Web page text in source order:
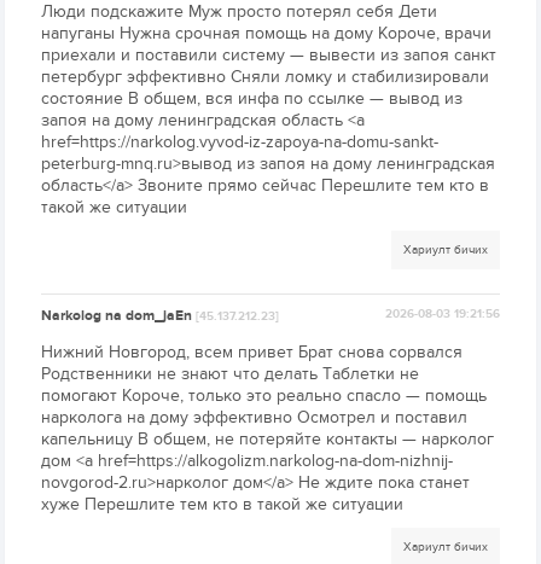
Люди подскажите Муж просто потерял себя Дети
напуганы Нужна срочная помощь на дому Короче, врачи
приехали и поставили систему — вывести из запоя санкт
петербург эффективно Сняли ломку и стабилизировали
состояние В общем, вся инфа по ссылке — вывод из
запоя на дому ленинградская область <a
href=https://narkolog.vyvod-iz-zapoya-na-domu-sankt-
peterburg-mnq.ru>вывод из запоя на дому ленинградская
область</a> Звоните прямо сейчас Перешлите тем кто в
такой же ситуации
Хариулт бичих
Narkolog na dom_jaEn[45.137.212.23] 2026-08-03 19:21:56
Нижний Новгород, всем привет Брат снова сорвался
Родственники не знают что делать Таблетки не
помогают Короче, только это реально спасло — помощь
нарколога на дому эффективно Осмотрел и поставил
капельницу В общем, не потеряйте контакты — нарколог
дом <a href=https://alkogolizm.narkolog-na-dom-nizhnij-
novgorod-2.ru>нарколог дом</a> Не ждите пока станет
хуже Перешлите тем кто в такой же ситуации
Хариулт бичих